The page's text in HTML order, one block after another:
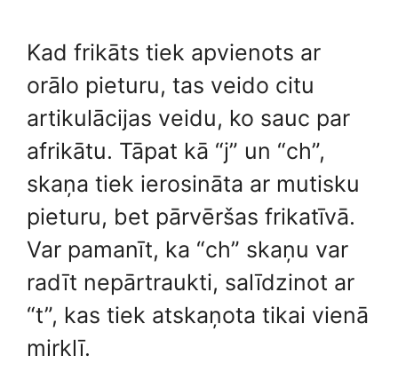
Kad frikāts tiek apvienots ar
orālo pieturu, tas veido citu
artikulācijas veidu, ko sauc par
afrikātu. Tāpat kā “j” un “ch”,
skaņa tiek ierosināta ar mutisku
pieturu, bet pārvēršas frikatīvā.
Var pamanīt, ka “ch” skaņu var
radīt nepārtraukti, salīdzinot ar
“t”, kas tiek atskaņota tikai vienā
mirklī.